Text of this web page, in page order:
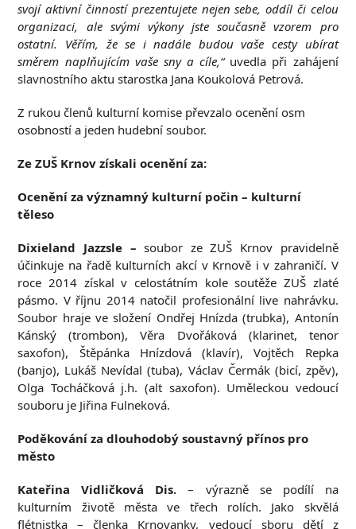
svojí aktivní činností prezentujete nejen sebe, oddíl či celou
organizaci, ale svými výkony jste současně vzorem pro
ostatní. Věřím, že se i nadále budou vaše cesty ubírat
směrem naplňujícím vaše sny a cíle,“uvedla při zahájení
slavnostního aktu starostka Jana Koukolová Petrová.
Z rukou členů kulturní komise převzalo ocenění osm
osobností a jeden hudební soubor.
Ze ZUŠ Krnov získali ocenění za:
Ocenění za významný kulturní počin – kulturní
těleso
Dixieland Jazzsle – soubor ze ZUŠ Krnov pravidelně
účinkuje na řadě kulturních akcí v Krnově i v zahraničí. V
roce 2014 získal v celostátním kole soutěže ZUŠ zlaté
pásmo. V říjnu 2014 natočil profesionální live nahrávku.
Soubor hraje ve složení Ondřej Hnízda (trubka), Antonín
Kánský (trombon), Věra Dvořáková (klarinet, tenor
saxofon), Štěpánka Hnízdová (klavír), Vojtěch Repka
(banjo), Lukáš Nevídal (tuba), Václav Čermák (bicí, zpěv),
Olga Tocháčková j.h. (alt saxofon). Uměleckou vedoucí
souboru je Jiřina Fulneková.
Poděkování za dlouhodobý soustavný přínos pro
město
Kateřina Vidličková Dis. – výrazně se podílí na
kulturním životě města ve třech rolích. Jako skvělá
flétnistka – členka Krnovanky, vedoucí sboru dětí z